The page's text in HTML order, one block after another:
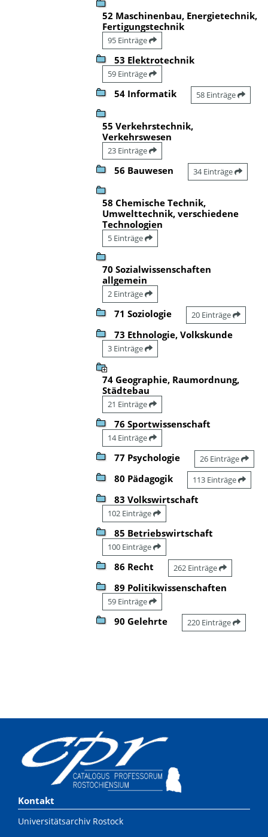
52 Maschinenbau, Energietechnik,
Fertigungstechnik
95 Einträge
53 Elektrotechnik
59 Einträge
54 Informatik 58 Einträge
55 Verkehrstechnik,
Verkehrswesen
23 Einträge
56 Bauwesen 34 Einträge
58 Chemische Technik,
Umwelttechnik, verschiedene
Technologien
5 Einträge
70 Sozialwissenschaften
allgemein
2 Einträge
71 Soziologie 20 Einträge
73 Ethnologie, Volkskunde
3 Einträge
74 Geographie, Raumordnung,
Städtebau
21 Einträge
76 Sportwissenschaft
14 Einträge
77 Psychologie 26 Einträge
80 Pädagogik 113 Einträge
83 Volkswirtschaft
102 Einträge
85 Betriebswirtschaft
100 Einträge
86 Recht 262 Einträge
89 Politikwissenschaften
59 Einträge
90 Gelehrte 220 Einträge
Kontakt
Universitätsarchiv Rostock